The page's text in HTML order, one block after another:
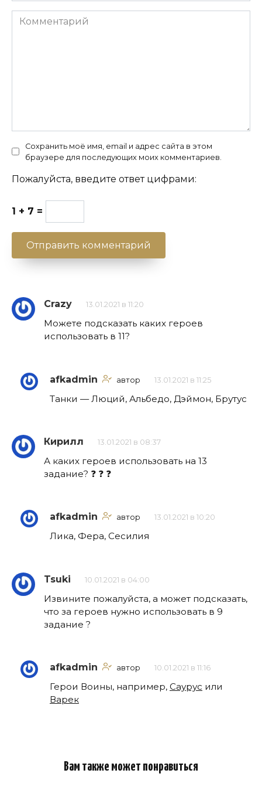
Комментарий
Сохранить моё имя, email и адрес сайта в этом
браузере для последующих моих комментариев.
Пожалуйста, введите ответ цифрами:
1 + 7 =
Crazy 13.01.2021 в 11:20
Можете подсказать каких героев
использовать в 11?
afkadmin автор 13.01.2021 в 11:25
Танки — Люций, Альбедо, Дэймон, Брутус
Кирилл 13.01.2021 в 08:37
А каких героев использовать на 13
задание? ❓ ❓ ❓
afkadmin автор 13.01.2021 в 10:20
Лика, Фера, Сесилия
Tsuki 10.01.2021 в 04:00
Извините пожалуйста, а может подсказать,
что за героев нужно использовать в 9
задание ?
afkadmin автор 10.01.2021 в 11:16
Герои Воины, например, Саурус или
Варек
Вам также может понравиться